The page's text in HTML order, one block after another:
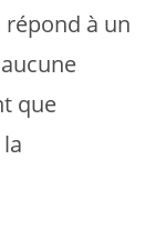
à un
que